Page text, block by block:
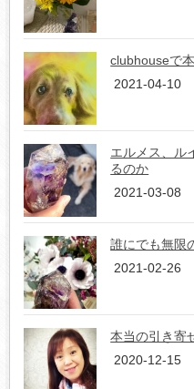
clubhouseで
2021-04-10
エルメス、ル
るのか
2021-03-08
誰にでも無限
2021-02-26
本当の引き寄
2020-12-15